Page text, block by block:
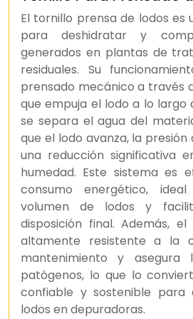
El tornillo prensa de lodos es
para deshidratar y
generados en plantas de
residuales. Su
prensado mecánico a través
que empuja el lodo a lo largo
se separa el agua del
que el lodo avanza, la
una reducción significativa
humedad. Este sistema es
consumo energético,
volumen de lodos y
disposición final. Además,
altamente resistente a la
mantenimiento y asegura
patógenos, lo que lo
confiable y sostenible
lodos en depuradoras.